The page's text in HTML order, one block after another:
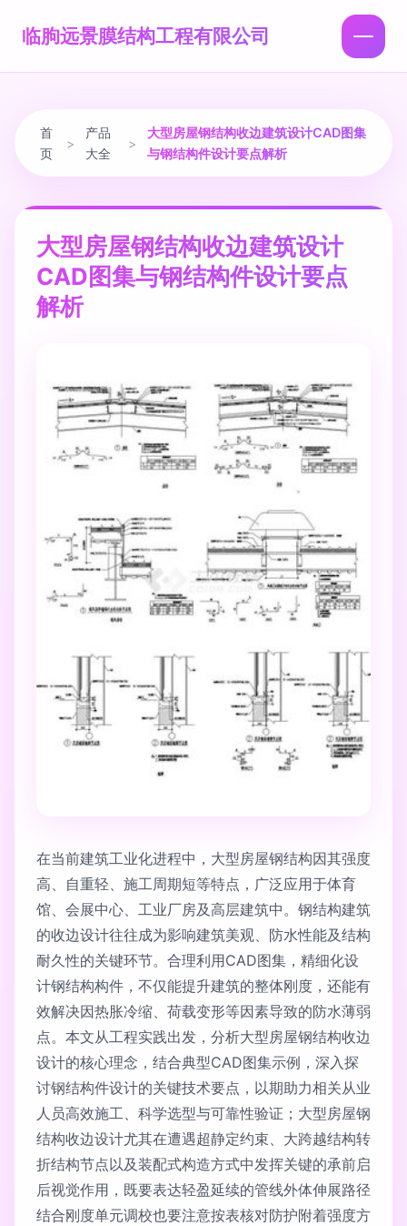
临朐远景膜结构工程有限公司
首
页
>
产品
大全
>
大型房屋钢结构收边建筑设计CAD图集
与钢结构件设计要点解析
大型房屋钢结构收边建筑设计
CAD图集与钢结构件设计要点
解析
在当前建筑工业化进程中，大型房屋钢结构因其强度
高、自重轻、施工周期短等特点，广泛应用于体育
馆、会展中心、工业厂房及高层建筑中。钢结构建筑
的收边设计往往成为影响建筑美观、防水性能及结构
耐久性的关键环节。合理利用CAD图集，精细化设
计钢结构构件，不仅能提升建筑的整体刚度，还能有
效解决因热胀冷缩、荷载变形等因素导致的防水薄弱
点。本文从工程实践出发，分析大型房屋钢结构收边
设计的核心理念，结合典型CAD图集示例，深入探
讨钢结构件设计的关键技术要点，以期助力相关从业
人员高效施工、科学选型与可靠性验证；大型房屋钢
结构收边设计尤其在遭遇超静定约束、大跨越结构转
折结构节点以及装配式构造方式中发挥关键的承前启
后视觉作用，既要表达轻盈延续的管线外体伸展路径
结合刚度单元调校也要注意按表核对防护附着强度方